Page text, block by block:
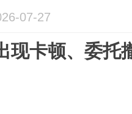
07-27
现卡顿、委托